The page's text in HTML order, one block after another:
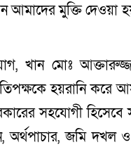
আমাদের মুক্তি দেওয়া
খান মোঃ
হয়রানি
সহযোগী হিসেবে
অর্থপাচার, জমি দখল